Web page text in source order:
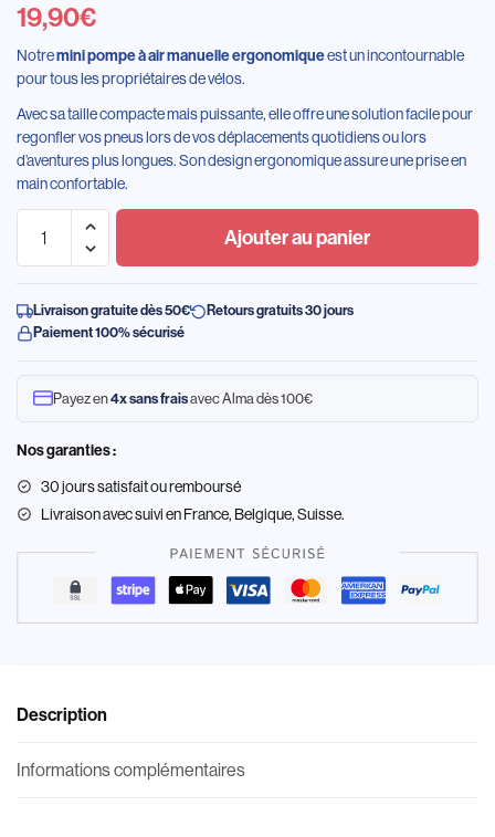
19,90€
Notremini pompe à air manuelle ergonomiqueest un incontournable
pour tous les propriétaires de vélos.
Avec sa taille compacte mais puissante, elle offre une solution facile pour
regonfler vos pneus lors de vos déplacements quotidiens ou lors
d’aventures plus longues. Son design ergonomique assure une prise en
main confortable.
Ajouter au panier
Livraison gratuite dès 50€
Retours gratuits 30 jours
Paiement 100% sécurisé
Payez en4x sans fraisavec Alma dès 100€
Nos garanties :
30 jours satisfait ou remboursé
Livraisonavec suivi en France, Belgique, Suisse.
Description
Informations complémentaires